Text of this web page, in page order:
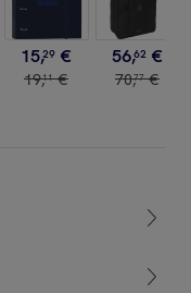
15,29 €
19,11 €
56,62 €
70,77 €